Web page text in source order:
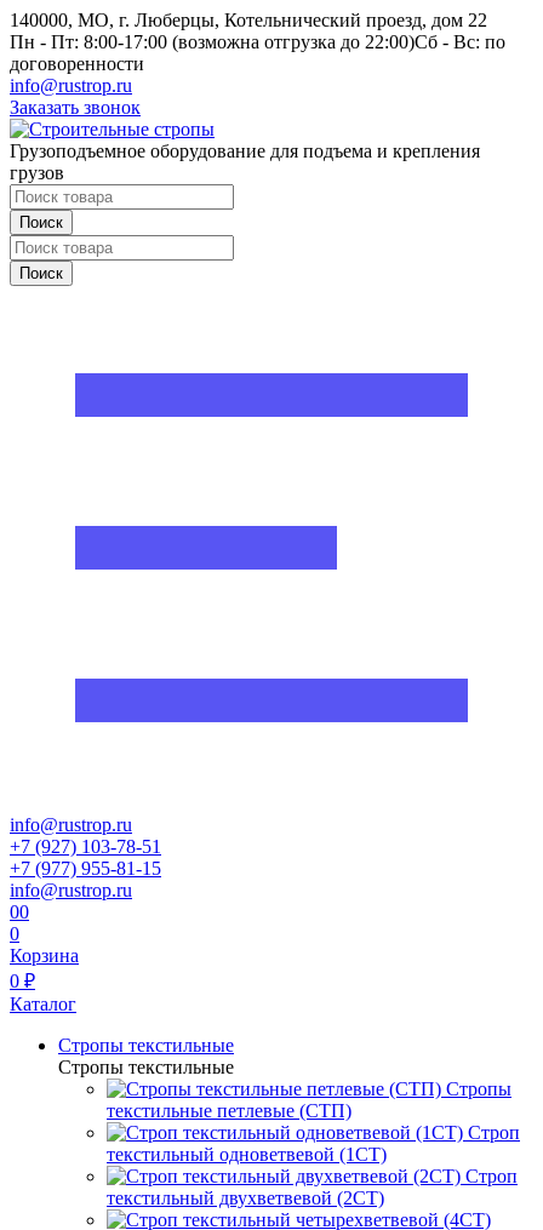
140000, МО, г. Люберцы, Котельнический проезд, дом 22
Пн - Пт: 8:00-17:00 (возможна отгрузка до 22:00)Сб - Вс: по
договоренности
info@rustrop.ru
Заказать звонок
Грузоподъемное оборудование для подъема и крепления
грузов
Поиск
Поиск
info@rustrop.ru
+7 (927) 103-78-51
+7 (977) 955-81-15
info@rustrop.ru
00
0
Корзина
0 ₽
Каталог
Стропы текстильные
Стропы текстильные
Стропы
текстильные петлевые (СТП)
Строп
текстильный одноветвевой (1СТ)
Строп
текстильный двухветвевой (2СТ)